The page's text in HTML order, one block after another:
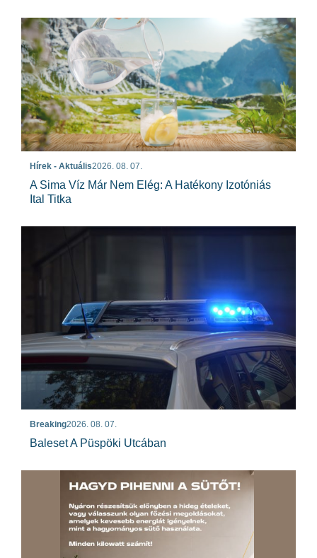
Hírek - Aktuális2026. 08. 07.
A Sima Víz Már Nem Elég: A Hatékony Izotóniás
Ital Titka
Breaking2026. 08. 07.
Baleset A Püspöki Utcában